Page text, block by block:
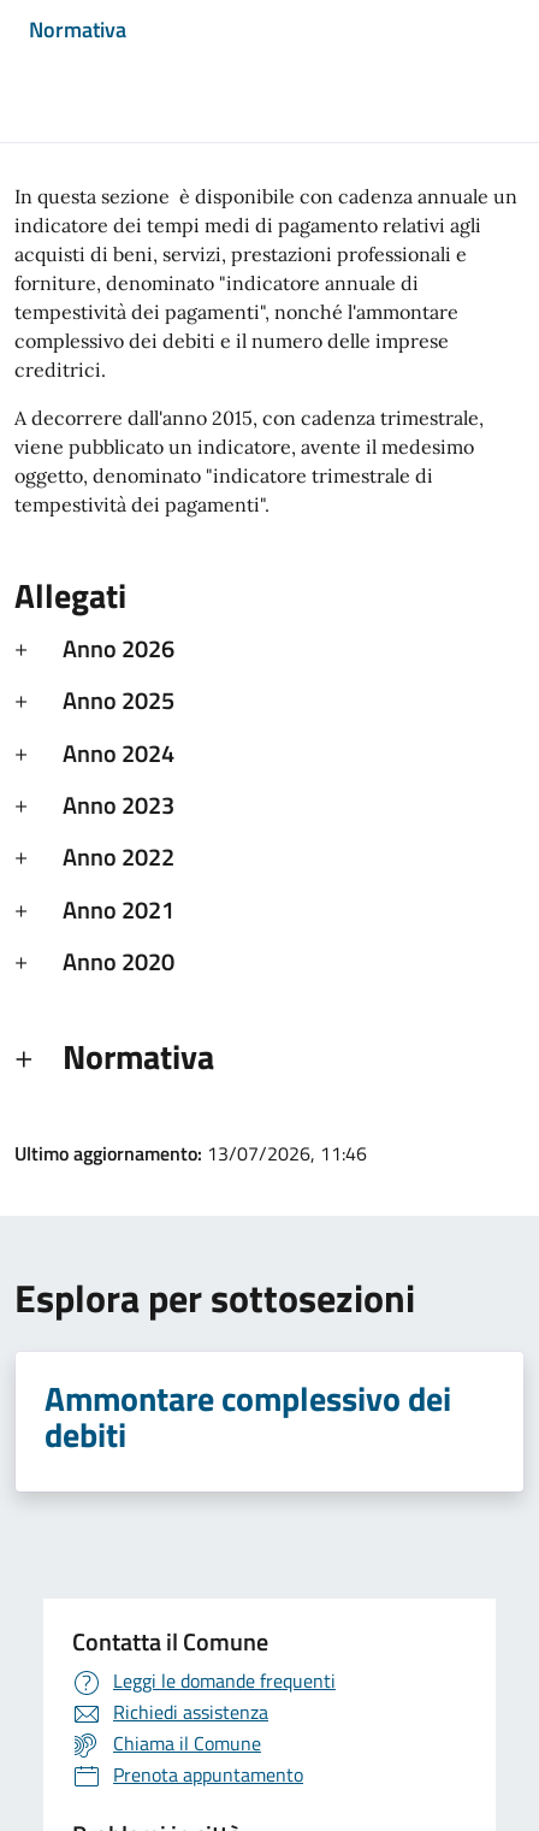
Normativa
In questa sezione è disponibile con cadenza annuale un
indicatore dei tempi medi di pagamento relativi agli
acquisti di beni, servizi, prestazioni professionali e
forniture, denominato "indicatore annuale di
tempestività dei pagamenti", nonché l'ammontare
complessivo dei debiti e il numero delle imprese
creditrici.
A decorrere dall'anno 2015, con cadenza trimestrale,
viene pubblicato un indicatore, avente il medesimo
oggetto, denominato "indicatore trimestrale di
tempestività dei pagamenti".
Allegati
Anno 2026
Anno 2025
Anno 2024
Anno 2023
Anno 2022
Anno 2021
Anno 2020
Normativa
Ultimo aggiornamento: 13/07/2026, 11:46
Esplora per sottosezioni
Ammontare complessivo dei
debiti
Contatta il Comune
Leggi le domande frequenti
Richiedi assistenza
Chiama il Comune
Prenota appuntamento